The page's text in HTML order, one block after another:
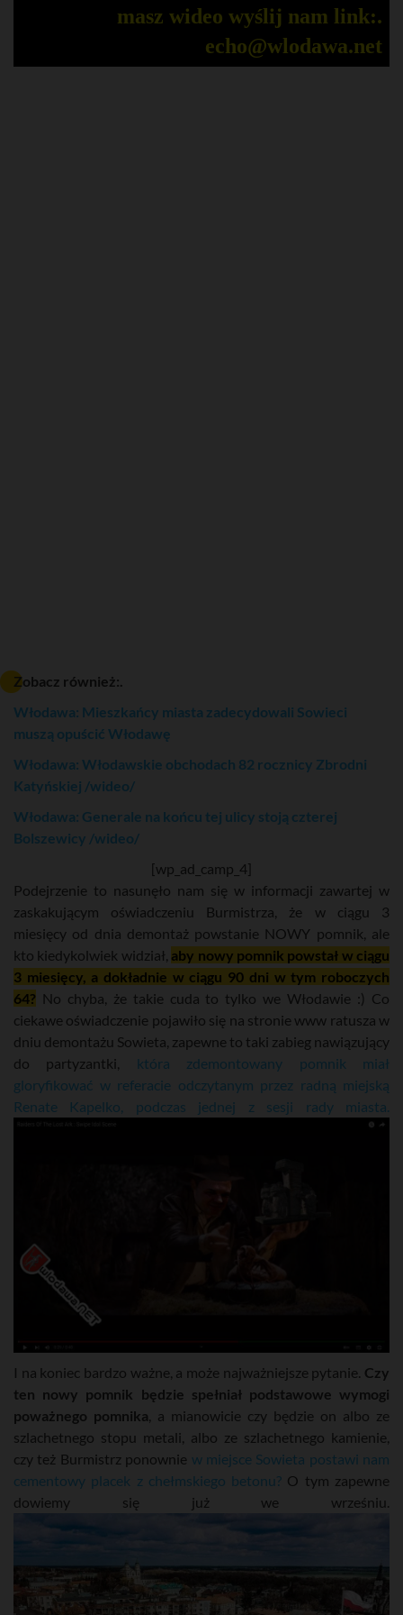
masz wideo wyślij nam link:.
echo@wlodawa.net
Zobacz również:.
Włodawa: Mieszkańcy miasta zadecydowali Sowieci
muszą opuścić Włodawę
Włodawa: Włodawskie obchodach 82 rocznicy Zbrodni
Katyńskiej /wideo/
Włodawa: Generale na końcu tej ulicy stoją czterej
Bolszewicy /wideo/
[wp_ad_camp_4]
Podejrzenie to nasunęło nam się w informacji zawartej w
zaskakującym oświadczeniu Burmistrza, że w ciągu 3
miesięcy od dnia demontaż powstanie NOWY pomnik, ale
kto kiedykolwiek widział, aby nowy pomnik powstał w ciągu
3 miesięcy, a dokładnie w ciągu 90 dni w tym roboczych
64? No chyba, że takie cuda to tylko we Włodawie :) Co
ciekawe oświadczenie pojawiło się na stronie www ratusza w
dniu demontażu Sowieta, zapewne to taki zabieg nawiązujący
do partyzantki, która zdemontowany pomnik miał
gloryfikować w referacie odczytanym przez radną miejską
Renate Kapelko, podczas jednej z sesji rady miasta.
I na koniec bardzo ważne, a może najważniejsze pytanie. Czy
ten nowy pomnik będzie spełniał podstawowe wymogi
poważnego pomnika , a mianowicie czy będzie on albo ze
szlachetnego stopu metali, albo ze szlachetnego kamienie,
czy też Burmistrz ponownie w miejsce Sowieta postawi nam
cementowy placek z chełmskiego betonu? O tym zapewne
dowiemy się już we wrześniu.